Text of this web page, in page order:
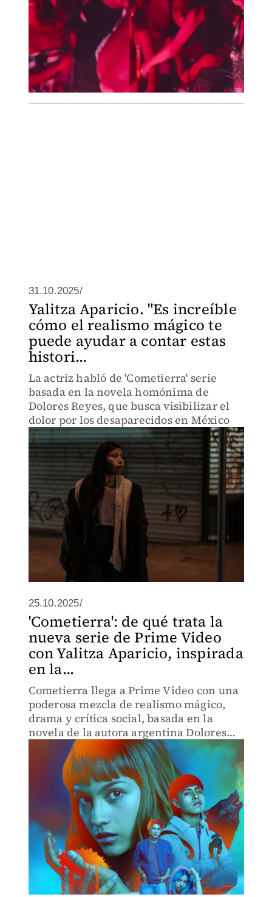
31.10.2025/
Yalitza Aparicio. "Es increíble
cómo el realismo mágico te
puede ayudar a contar estas
histori...
La actriz habló de 'Cometierra' serie
basada en la novela homónima de
Dolores Reyes, que busca visibilizar el
dolor por los desaparecidos en México
25.10.2025/
'Cometierra': de qué trata la
nueva serie de Prime Video
con Yalitza Aparicio, inspirada
en la...
Cometierra llega a Prime Video con una
poderosa mezcla de realismo mágico,
drama y crítica social, basada en la
novela de la autora argentina Dolores